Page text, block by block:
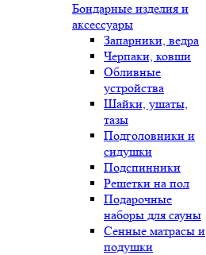
Бондарные изделия и
аксессуары
Запарники, ведра
Черпаки, ковши
Обливные
устройства
Шайки, ушаты,
тазы
Подголовники и
сидушки
Подспинники
Решетки на пол
Подарочные
наборы для сауны
Сенные матрасы и
подушки